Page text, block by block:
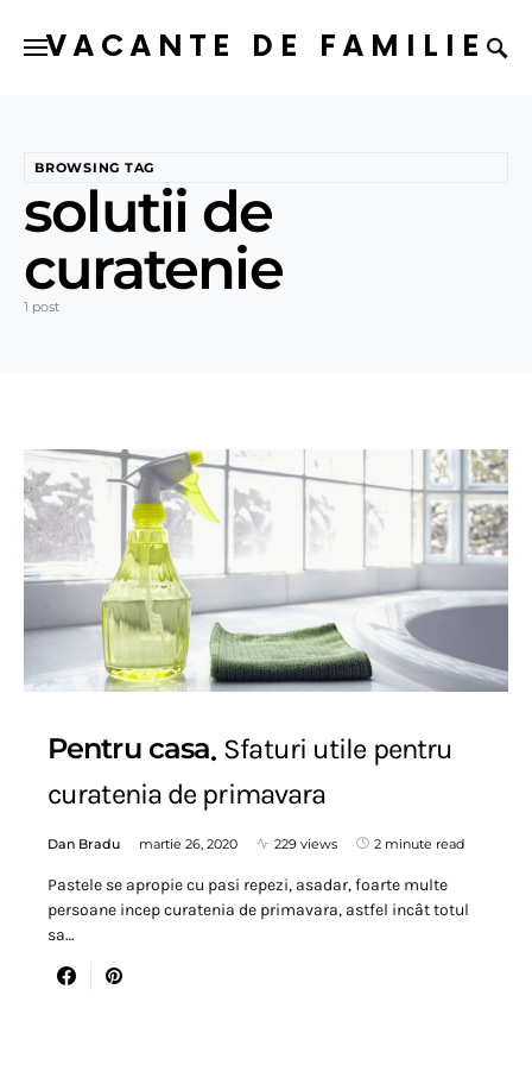
VACANTE DE FAMILIE
BROWSING TAG
solutii de
curatenie
1 post
Pentru casa Sfaturi utile pentru
curatenia de primavara
Dan Bradu martie 26, 2020 229 views 2 minute read
Pastele se apropie cu pasi repezi, asadar, foarte multe
persoane incep curatenia de primavara, astfel incât totul
sa…